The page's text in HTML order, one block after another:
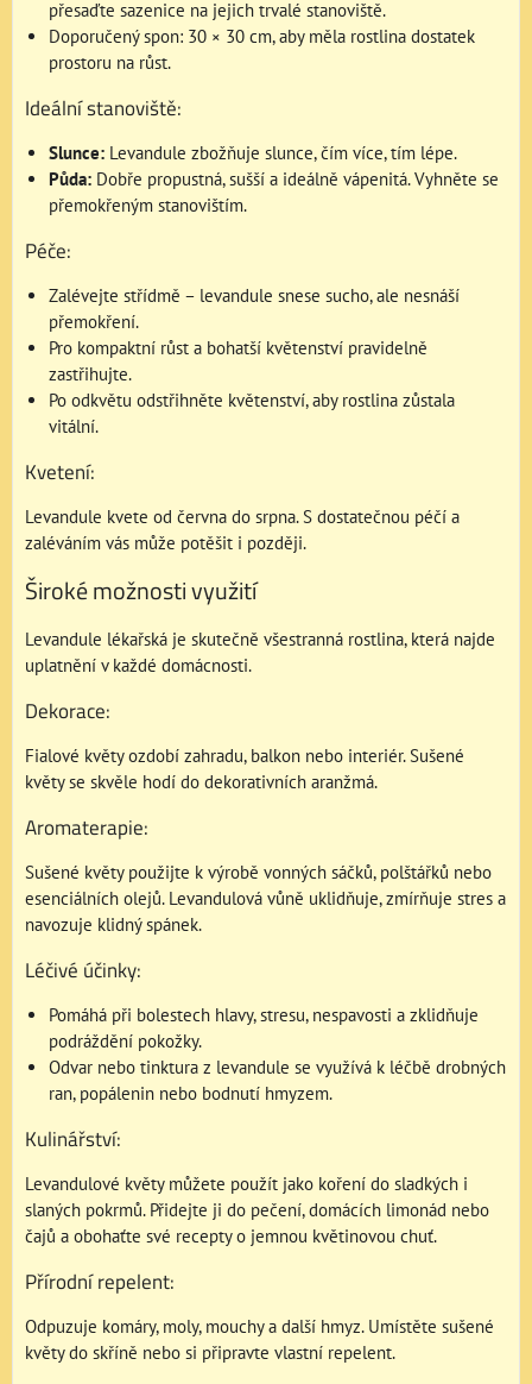
přesaďte sazenice na jejich trvalé stanoviště.
Doporučený spon: 30 × 30 cm, aby měla rostlina dostatek
prostoru na růst.
Ideální stanoviště:
Slunce: Levandule zbožňuje slunce, čím více, tím lépe.
Půda: Dobře propustná, sušší a ideálně vápenitá. Vyhněte se
přemokřeným stanovištím.
Péče:
Zalévejte střídmě – levandule snese sucho, ale nesnáší
přemokření.
Pro kompaktní růst a bohatší květenství pravidelně
zastřihujte.
Po odkvětu odstřihněte květenství, aby rostlina zůstala
vitální.
Kvetení:
Levandule kvete od června do srpna. S dostatečnou péčí a
zaléváním vás může potěšit i později.
Široké možnosti využití
Levandule lékařská je skutečně všestranná rostlina, která najde
uplatnění v každé domácnosti.
Dekorace:
Fialové květy ozdobí zahradu, balkon nebo interiér. Sušené
květy se skvěle hodí do dekorativních aranžmá.
Aromaterapie:
Sušené květy použijte k výrobě vonných sáčků, polštářků nebo
esenciálních olejů. Levandulová vůně uklidňuje, zmírňuje stres a
navozuje klidný spánek.
Léčivé účinky:
Pomáhá při bolestech hlavy, stresu, nespavosti a zklidňuje
podráždění pokožky.
Odvar nebo tinktura z levandule se využívá k léčbě drobných
ran, popálenin nebo bodnutí hmyzem.
Kulinářství:
Levandulové květy můžete použít jako koření do sladkých i
slaných pokrmů. Přidejte ji do pečení, domácích limonád nebo
čajů a obohaťte své recepty o jemnou květinovou chuť.
Přírodní repelent:
Odpuzuje komáry, moly, mouchy a další hmyz. Umístěte sušené
květy do skříně nebo si připravte vlastní repelent.